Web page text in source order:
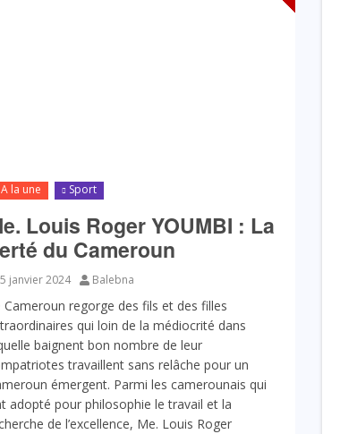
A la une Sport
Louis Roger YOUMBI : La
du Cameroun
5 janvier 2024 Balebna
Cameroun regorge des fils et des filles
qui loin de la médiocrité dans
baignent bon nombre de leur
travaillent sans relâche pour un
émergent. Parmi les camerounais qui
adopté pour philosophie le travail et la
de l’excellence, Me. Louis Roger